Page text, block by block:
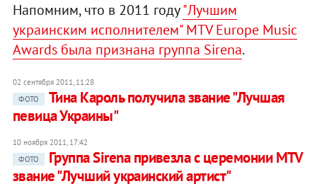
Напомним, что в 2011 году"Лучшим
украинским исполнителем" MTV Europe Music
Awards была признана группа Sirena.
02 сентября 2011, 11:28
ФОТО
Тина Кароль получила звание "Лучшая
певица Украины"
10 ноября 2011, 17:42
ФОТО
Группа Sirena привезла с церемонии MTV
звание "Лучший украинский артист"